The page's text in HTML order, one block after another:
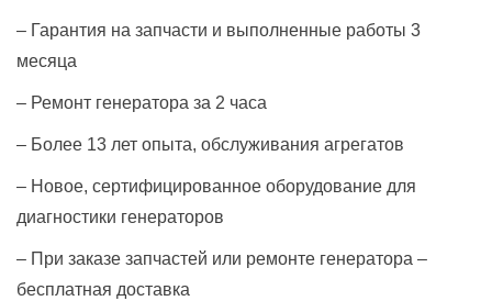
– Гарантия на запчасти и выполненные работы 3
месяца
– Ремонт генератора за 2 часа
– Более 13 лет опыта, обслуживания агрегатов
– Новое, сертифицированное оборудование для
диагностики генераторов
– При заказе запчастей или ремонте генератора –
бесплатная доставка